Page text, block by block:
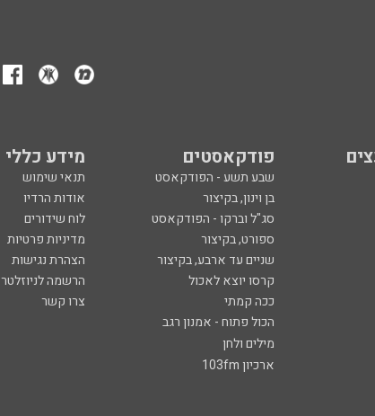
פודקאסטים מידע כללי
שבע תשע - הפודקאסט
תנאי שימוש
בן וינון, בקיצור
אודות הרדיו
סג"ל וברקו - הפודקאסט
לוח שידורים
ספורט, בקיצור
מדיניות פרטיות
שניים עד ארבע, בקיצור
הצהרת נגישות
קרסו יוצא לאכול
הרשמה לניוזלטר
ככה קמתי
צרו קשר
הכול פתוח - אמנון רגב
מילים ולחן
ארכיון 103fm